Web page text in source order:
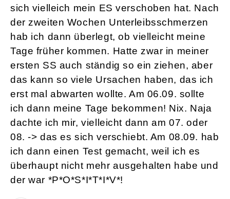
sich vielleich mein ES verschoben hat. Nach
der zweiten Wochen Unterleibsschmerzen
hab ich dann überlegt, ob vielleicht meine
Tage früher kommen. Hatte zwar in meiner
ersten SS auch ständig so ein ziehen, aber
das kann so viele Ursachen haben, das ich
erst mal abwarten wollte. Am 06.09. sollte
ich dann meine Tage bekommen! Nix. Naja
dachte ich mir, vielleicht dann am 07. oder
08. -> das es sich verschiebt. Am 08.09. hab
ich dann einen Test gemacht, weil ich es
überhaupt nicht mehr ausgehalten habe und
der war *P*O*S*I*T*I*V*!